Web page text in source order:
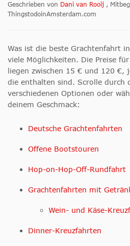
Geschrieben von Dani van Rooij ,
ThingstodoinAmsterdam.com
Was ist die beste Grachtenfahrt
viele Möglichkeiten. Die Preise
liegen zwischen 15 € und 120 €,
die enthalten sind. Scrolle durch
verschiedenen Optionen oder
deinem Geschmack:
Deutsche Grachtenfahrten
Offene Bootstouren
Hop-on-Hop-Off-Rundfahrt
Grachtenfahrten mit
Wein- und Käse-
Dinner-Kreuzfahrten